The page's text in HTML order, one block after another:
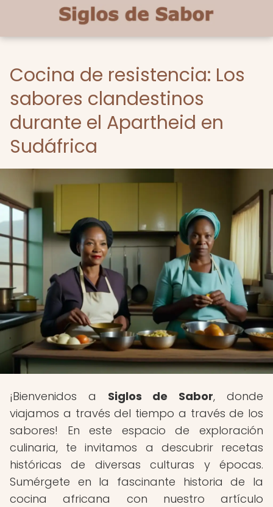
Cocina de resistencia: Los
sabores clandestinos
durante el Apartheid en
Sudáfrica
¡Bienvenidos a Siglos de Sabor, donde
viajamos a través del tiempo a través de los
sabores! En este espacio de exploración
culinaria, te invitamos a descubrir recetas
históricas de diversas culturas y épocas.
Sumérgete en la fascinante historia de la
cocina africana con nuestro artículo